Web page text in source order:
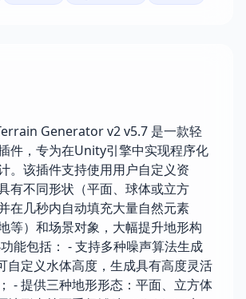
Generator v2 v5.7 是一款轻
件，专为在Unity引擎中实现程序化
。该插件支持使用用户自定义资
有不同形状（平面、球体或立方
在几秒内自动填充大量自然元素
等）和场景对象，大幅提升地形构
能包括： - 支持多种噪声算法生成
自定义水体高度，生成具有高度灵活
- 提供三种地形形态：平面、立方体